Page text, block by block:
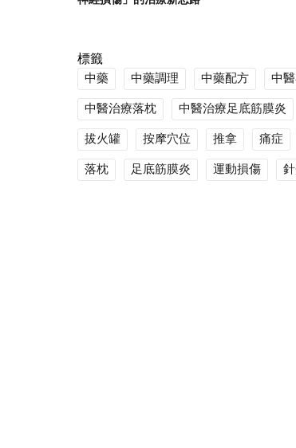
標籤
中藥 中藥調理 中藥配方 中
中醫治療落枕
中醫治療足底筋膜炎
拔火罐
按摩穴位 推拿 痛症
落枕
足底筋膜炎 運動損傷